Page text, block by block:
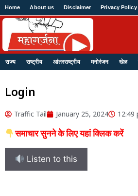
Home About us Disclaimer Privacy Policy
राज्य राष्ट्रीय आंतरराष्ट्रीय मनोरंजन खेळ
Login
Traffic Tail January 25, 2024 12:49
समाचार सुनने के लिए यहां क्लिक करें
Listen to this